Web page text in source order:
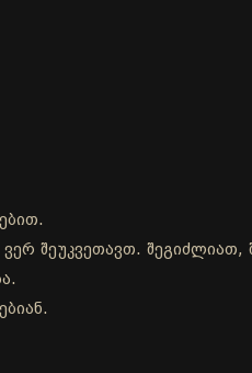
ვერ შეუკვეთავთ.